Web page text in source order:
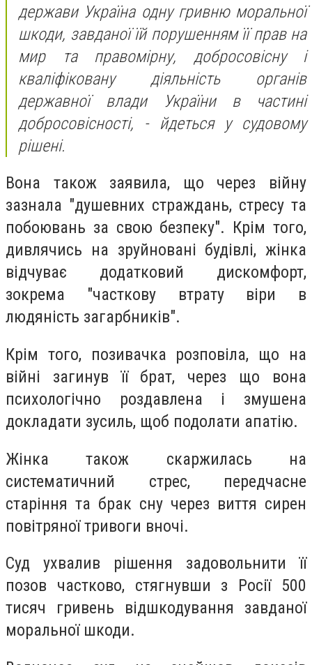
держави Україна одну гривню моральної
шкоди, завданої їй порушенням її прав на
мир та правомірну, добросовісну і
кваліфіковану діяльність органів
державної влади України в частині
добросовісності, - йдеться у судовому
рішені.
Вона також заявила, що через війну
зазнала "душевних страждань, стресу та
побоювань за свою безпеку". Крім того,
дивлячись на зруйновані будівлі, жінка
відчуває додатковий дискомфорт,
зокрема "часткову втрату віри в
людяність загарбників".
Крім того, позивачка розповіла, що на
війні загинув її брат, через що вона
психологічно роздавлена і змушена
докладати зусиль, щоб подолати апатію.
Жінка також скаржилась на
систематичний стрес, передчасне
старіння та брак сну через виття сирен
повітряної тривоги вночі.
Суд ухвалив рішення задовольнити її
позов частково, стягнувши з Росії 500
тисяч гривень відшкодування завданої
моральної шкоди.